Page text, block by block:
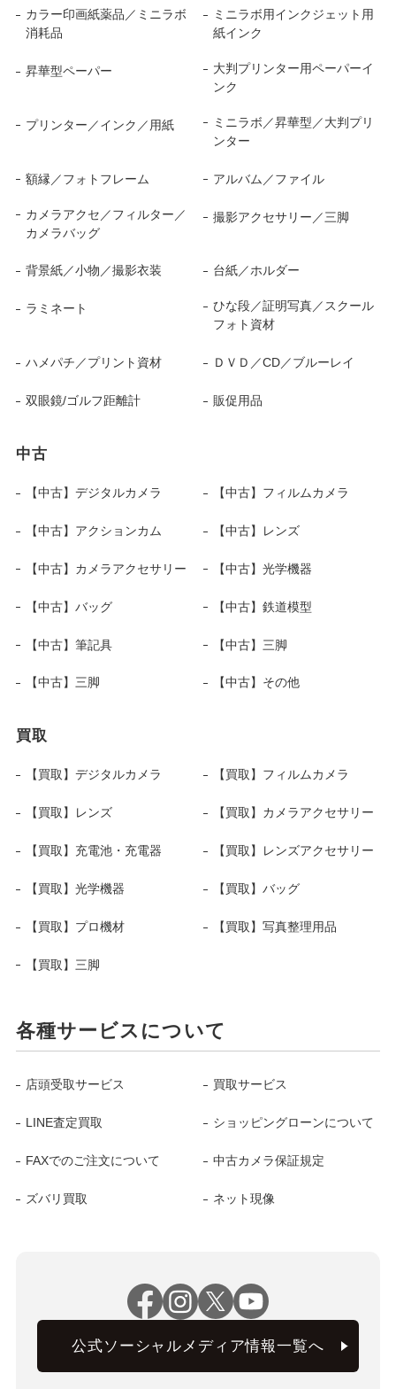
カラー印画紙薬品／ミニラボ
消耗品
ミニラボ用インクジェット用
紙インク
昇華型ペーパー
大判プリンター用ペーパーイ
ンク
プリンター／インク／用紙
ミニラボ／昇華型／大判プリ
ンター
額縁／フォトフレーム アルバム／ファイル
カメラアクセ／フィルター／
カメラバッグ
撮影アクセサリー／三脚
背景紙／小物／撮影衣装 台紙／ホルダー
ラミネート
ひな段／証明写真／スクール
フォト資材
ハメパチ／プリント資材 ＤＶＤ／CD／ブルーレイ
双眼鏡/ゴルフ距離計 販促用品
中古
【中古】デジタルカメラ 【中古】フィルムカメラ
【中古】アクションカム 【中古】レンズ
【中古】カメラアクセサリー 【中古】光学機器
【中古】バッグ 【中古】鉄道模型
【中古】筆記具 【中古】三脚
【中古】三脚 【中古】その他
買取
【買取】デジタルカメラ 【買取】フィルムカメラ
【買取】レンズ 【買取】カメラアクセサリー
【買取】充電池・充電器 【買取】レンズアクセサリー
【買取】光学機器 【買取】バッグ
【買取】プロ機材 【買取】写真整理用品
【買取】三脚
各種サービスについて
店頭受取サービス 買取サービス
LINE査定買取 ショッピングローンについて
FAXでのご注文について 中古カメラ保証規定
ズバリ買取 ネット現像
公式ソーシャルメディア情報一覧へ